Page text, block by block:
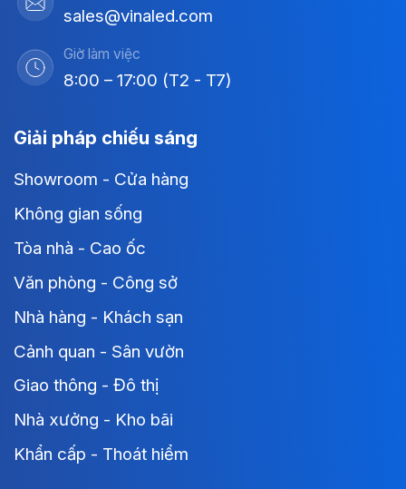
sales@vinaled.com
Giờ làm việc
8:00 – 17:00 (T2 - T7)
Giải pháp chiếu sáng
Showroom - Cửa hàng
Không gian sống
Tòa nhà - Cao ốc
Văn phòng - Công sở
Nhà hàng - Khách sạn
Cảnh quan - Sân vườn
Giao thông - Đô thị
Nhà xưởng - Kho bãi
Khẩn cấp - Thoát hiểm